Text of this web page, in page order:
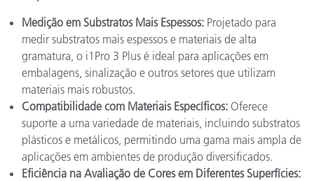
Medição em Substratos Mais Espessos: Projetado para
medir substratos mais espessos e materiais de alta
gramatura, o i1Pro 3 Plus é ideal para aplicações em
embalagens, sinalização e outros setores que utilizam
materiais mais robustos.
Compatibilidade com Materiais Específicos: Oferece
suporte a uma variedade de materiais, incluindo substratos
plásticos e metálicos, permitindo uma gama mais ampla de
aplicações em ambientes de produção diversificados.
Eficiência na Avaliação de Cores em Diferentes Superfícies: